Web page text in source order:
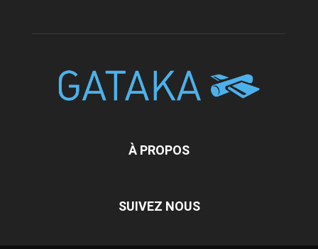
À PROPOS
SUIVEZ NOUS